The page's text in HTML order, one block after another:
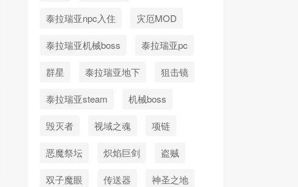
泰拉瑞亚npc入住 灾厄MOD
泰拉瑞亚机械boss 泰拉瑞亚pc
群星 泰拉瑞亚地下 狙击镜
泰拉瑞亚steam 机械boss
毁灭者 视域之魂 项链
恶魔祭坛 炽焰巨剑 盗贼
双子魔眼 传送器 神圣之地